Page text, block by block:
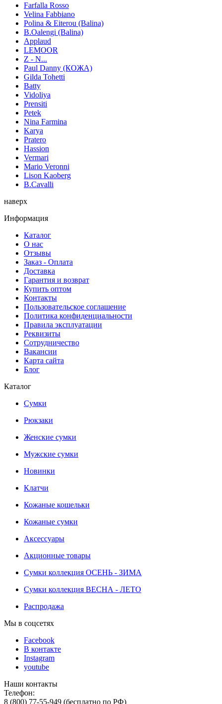
Farfalla Rosso
Velina Fabbiano
Polina & Eiterou (Balina)
B.Oalengi (Balina)
Applaud
LEMOOR
Z - N...
Paul Danny (КОЖА)
Gilda Tohetti
Batty
Vidoliya
Prensiti
Petek
Nina Farmina
Karya
Pratero
Hassion
Vermari
Mario Veronni
Lison Kaoberg
B.Cavalli
наверх
Информация
Каталог
О нас
Отзывы
Заказ - Оплата
Доставка
Гарантия и возврат
Купить оптом
Контакты
Пользовательское соглашение
Политика конфиденциальности
Правила эксплуатации
Реквизиты
Сотрудничество
Вакансии
Карта сайта
Блог
Каталог
Сумки
Рюкзаки
Женские сумки
Мужские сумки
Новинки
Клатчи
Кожаные кошельки
Кожаные сумки
Аксессуары
Акционные товары
Сумки коллекция ОСЕНЬ - ЗИМА
Сумки коллекция ВЕСНА - ЛЕТО
Распродажа
Мы в соцсетях
Facebook
В контакте
Instagram
youtube
Наши контакты
Телефон:
8 (800) 77-55-949 (бесплатно по РФ)